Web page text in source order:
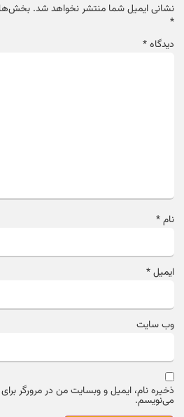
نشانی ایمیل شما منتشر نخواهد شد.بخش‌های
دیدگاه*
نام*
ایمیل*
وب‌ سایت
ذخیره نام، ایمیل و وبسایت من در مرورگر برای
می‌نویسم.